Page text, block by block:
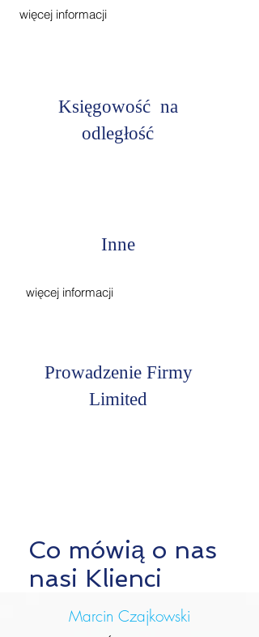
więcej informacji
Księgowość na
odległość
Inne
więcej informacji
Prowadzenie Firmy
Limited
Co mówią o nas
nasi Klienci
Marcin Czajkowski